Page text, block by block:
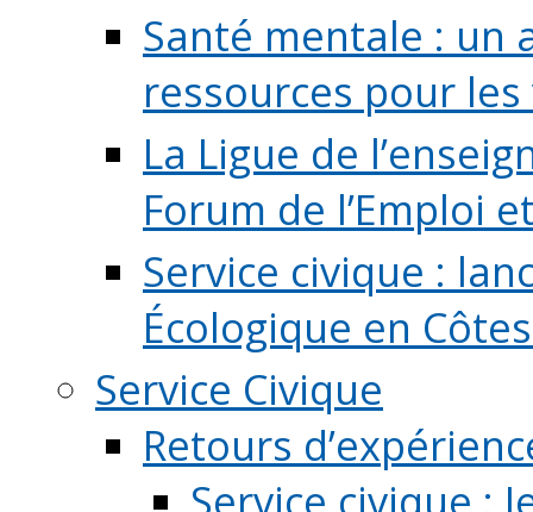
Santé mentale : un
ressources pour
La Ligue de
Forum de l’Emploi
Service civique :
Écologique en
Service Civique
Retours
Service civique :